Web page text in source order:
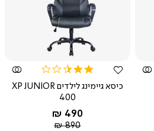
צפייה
מהירה
rating
כיסא גיימינג לילדים XP JUNIOR
400
החל מ-
490 ₪
מחיר
890 ₪
שחור